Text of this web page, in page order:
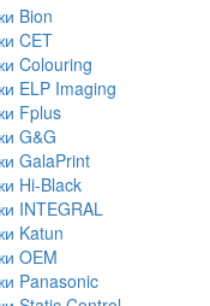
Bion
CET
Colouring
ELP Imaging
Fplus
G&G
GalaPrint
Hi-Black
INTEGRAL
Katun
OEM
Panasonic